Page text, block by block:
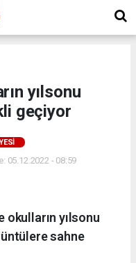
yılsonu
geçiyor
05.12.2022 - 08:59
okulların yılsonu
sahne